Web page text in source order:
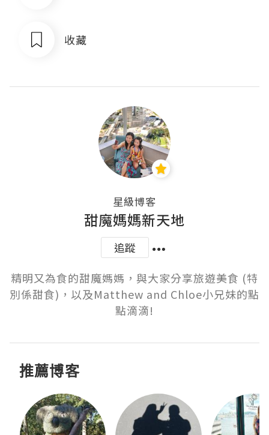
收藏
星級博客
甜魔媽媽新天地
追蹤
精明又為食的甜魔媽媽，與大家分享旅遊美食 (特
別係甜食)，以及Matthew and Chloe小兄妹的點
點滴滴!
推薦博客